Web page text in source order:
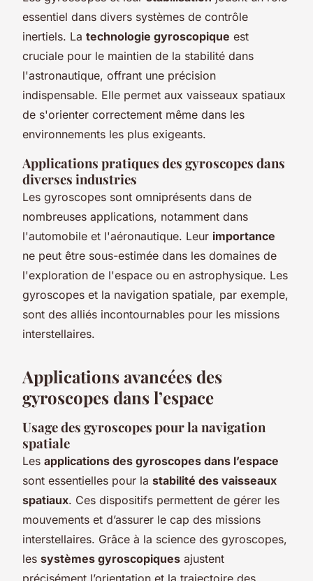
essentiel dans divers systèmes de contrôle
inertiels. La technologie gyroscopique est
cruciale pour le maintien de la stabilité dans
l'astronautique, offrant une précision
indispensable. Elle permet aux vaisseaux spatiaux
de s'orienter correctement même dans les
environnements les plus exigeants.
Applications pratiques des gyroscopes dans
diverses industries
Les gyroscopes sont omniprésents dans de
nombreuses applications, notamment dans
l'automobile et l'aéronautique. Leur importance
ne peut être sous-estimée dans les domaines de
l'exploration de l'espace ou en astrophysique. Les
gyroscopes et la navigation spatiale, par exemple,
sont des alliés incontournables pour les missions
interstellaires.
Applications avancées des
gyroscopes dans l’espace
Usage des gyroscopes pour la navigation
spatiale
Les applications des gyroscopes dans l’espace
sont essentielles pour la stabilité des vaisseaux
spatiaux. Ces dispositifs permettent de gérer les
mouvements et d’assurer le cap des missions
interstellaires. Grâce à la science des gyroscopes,
les systèmes gyroscopiques ajustent
précisément l’orientation et la trajectoire des